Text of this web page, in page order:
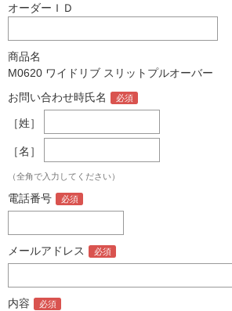
オーダーＩＤ
商品名
M0620 ワイドリブ スリットプルオーバー
お問い合わせ時氏名
［姓］
［名］
（全角で入力してください）
電話番号
メールアドレス
内容